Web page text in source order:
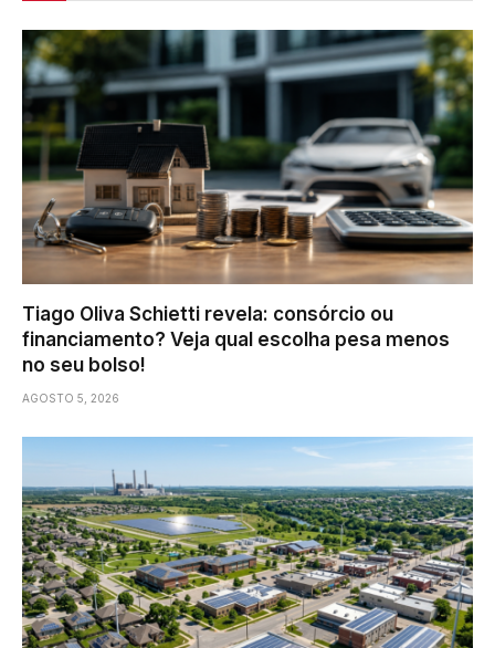
Tiago Oliva Schietti revela: consórcio ou
financiamento? Veja qual escolha pesa menos
no seu bolso!
AGOSTO 5, 2026